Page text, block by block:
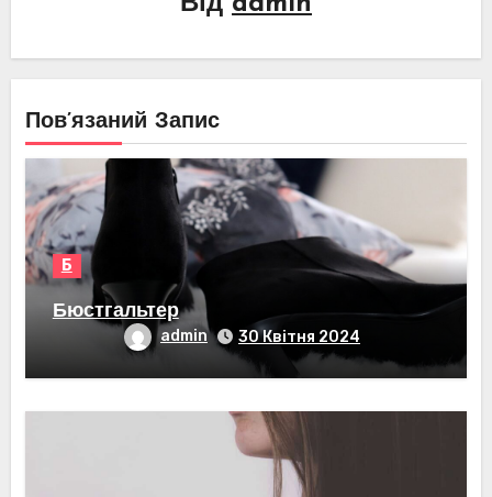
Пов’язаний Запис
Б
Бюстгальтер
admin 30 Квітня 2024